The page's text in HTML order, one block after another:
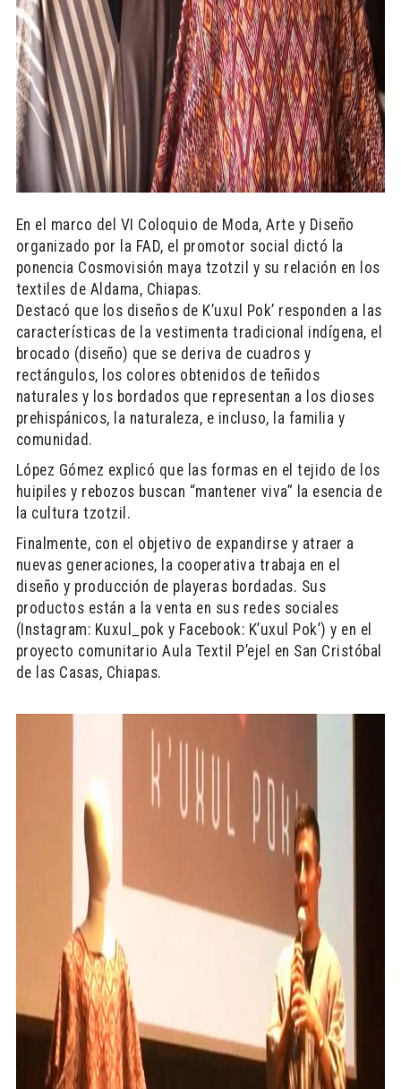
En el marco del VI Coloquio de Moda, Arte y Diseño
organizado por la FAD, el promotor social dictó la
ponencia Cosmovisión maya tzotzil y su relación en los
textiles de Aldama, Chiapas.
Destacó que los diseños de K’uxul Pok’ responden a las
características de la vestimenta tradicional indígena, el
brocado (diseño) que se deriva de cuadros y
rectángulos, los colores obtenidos de teñidos
naturales y los bordados que representan a los dioses
prehispánicos, la naturaleza, e incluso, la familia y
comunidad.
López Gómez explicó que las formas en el tejido de los
huipiles y rebozos buscan “mantener viva” la esencia de
la cultura tzotzil.
Finalmente, con el objetivo de expandirse y atraer a
nuevas generaciones, la cooperativa trabaja en el
diseño y producción de playeras bordadas. Sus
productos están a la venta en sus redes sociales
(Instagram: Kuxul_pok y Facebook: K’uxul Pok’) y en el
proyecto comunitario Aula Textil P’ejel en San Cristóbal
de las Casas, Chiapas.